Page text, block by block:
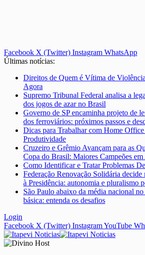
Facebook X (Twitter) Instagram WhatsApp
Últimas notícias:
Direitos de Quem é Vítima de
Agora
Supremo Tribunal Federal analisa a
dos jogos de azar no Brasil
Governo de SP encaminha projeto de
dos ferroviários: próximos passos e
Dicas para Trabalhar com Home Office
Produtividade
Cruzeiro e Grêmio Avançam para as
Copa do Brasil: Maiores Campeões
Como Identificar e Tratar Problemas
Federação Renovação Solidária decide
à Presidência: autonomia e pluralismo
São Paulo abaixo da média nacional
básica: entenda os desafios
Login
Facebook X (Twitter) InstagramYouTube